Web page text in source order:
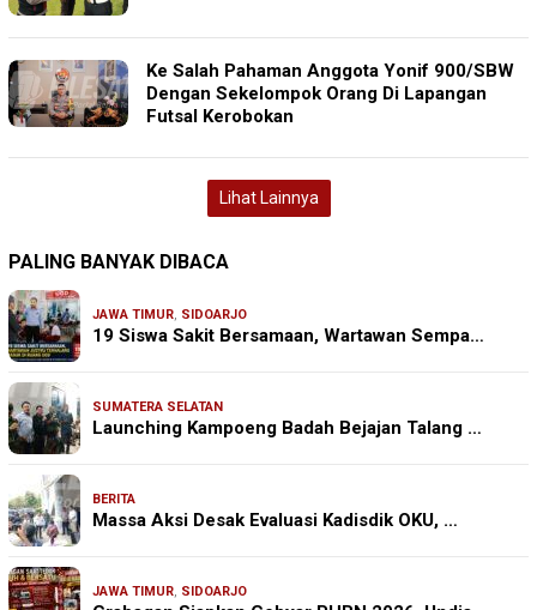
Ke Salah Pahaman Anggota Yonif 900/SBW
Dengan Sekelompok Orang Di Lapangan
Futsal Kerobokan
Lihat Lainnya
PALING BANYAK DIBACA
JAWA TIMUR, SIDOARJO
19 Siswa Sakit Bersamaan, Wartawan Sempa…
SUMATERA SELATAN
Launching Kampoeng Badah Bejajan Talang …
BERITA
Massa Aksi Desak Evaluasi Kadisdik OKU, …
JAWA TIMUR, SIDOARJO